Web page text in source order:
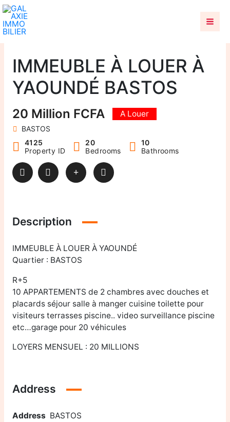
Aller
contenu
IMMEUBLE À LOUER À
YAOUNDÉ BASTOS
20 Million FCFA A Louer
BASTOS
4125
Property ID
20
Bedrooms
10
Bathrooms
Description
IMMEUBLE À LOUER À YAOUNDÉ
Quartier : BASTOS
R+5
10 APPARTEMENTS de 2 chambres avec douches et
placards séjour salle à manger cuisine toilette pour
visiteurs terrasses piscine.. video surveillance piscine
etc…garage pour 20 véhicules
LOYERS MENSUEL : 20 MILLIONS
Address
Address BASTOS